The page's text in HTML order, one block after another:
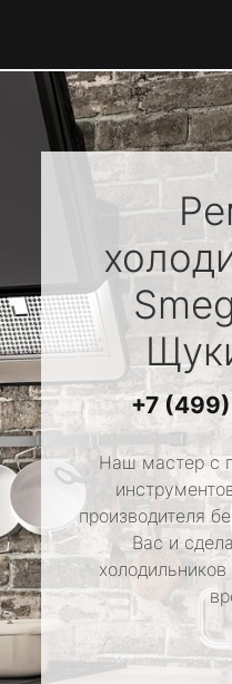
+7
Наш мастер с
производителя
Вас и